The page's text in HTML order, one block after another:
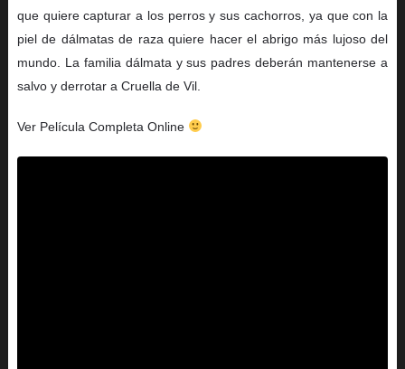
que quiere capturar a los perros y sus cachorros, ya que con la
piel de dálmatas de raza quiere hacer el abrigo más lujoso del
mundo. La familia dálmata y sus padres deberán mantenerse a
salvo y derrotar a Cruella de Vil.
Ver Película Completa Online